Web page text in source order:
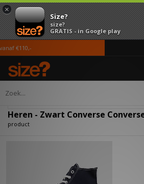
×
Size?
size?
GRATIS - in Google play
€110,-
Home Heren
Heren - Zwart Converse
product